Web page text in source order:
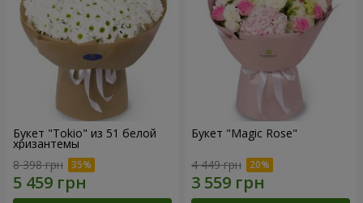
Букет "Tokio" из 51 белой
хризантемы
8 398 грн
Букет "Magic Rose"
4 449 грн